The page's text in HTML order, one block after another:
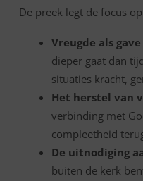
De preek legt de focus
Vreugde als
dieper gaat dan
situaties kracht,
Het herstel van
verbinding met
compleetheid
De uitnodiging
buiten de kerk